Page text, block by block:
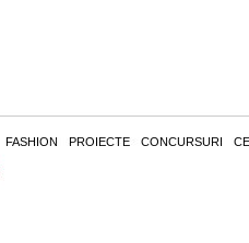
FASHION PROIECTE CONCURSURI